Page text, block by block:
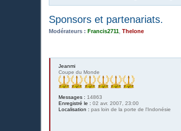
Sponsors et partenariats.
Modérateurs : Francis2711 Thelone
Jeanmi
Coupe du Monde
Messages : 14863
Enregistré le : 02 avr. 2007, 23:00
Localisation : pas loin de la porte de l'Indonésie